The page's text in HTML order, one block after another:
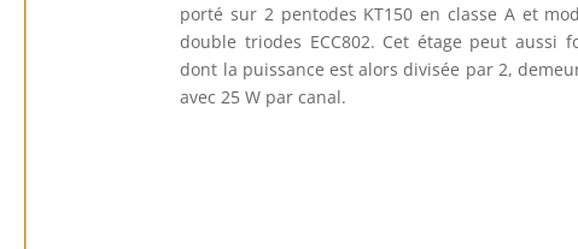
porté sur 2 pentodes KT150 en classe A et
double triodes ECC802. Cet étage peut aussi
dont la puissance est alors divisée par 2,
avec 25 W par canal.